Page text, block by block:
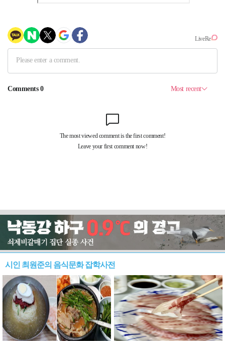
시인 최원준의 음식문화 잡학사전